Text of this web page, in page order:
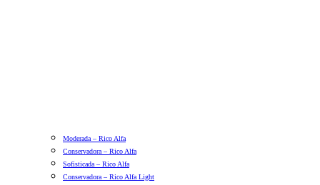
Moderada – Rico Alfa
Conservadora – Rico Alfa
Sofisticada – Rico Alfa
Conservadora – Rico Alfa Light